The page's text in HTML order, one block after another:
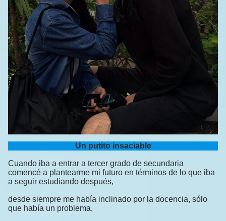
Un putito insaciable
Cuando iba a entrar a tercer grado de secundaria
comencé a plantearme mi futuro en términos de lo que iba
a seguir estudiando después,
desde siempre me había inclinado por la docencia, sólo
que había un problema,